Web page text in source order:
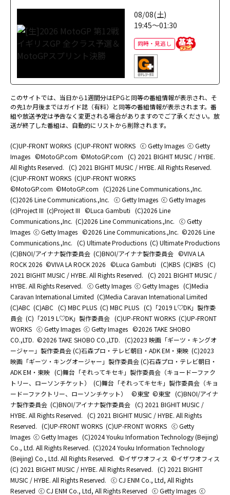
08/08(土)
19:45～01:30
同時・見逃し
このサイトでは、当日から1週間分はEPGと同等の番組情報が表示され、そ
の先1か月後まではガイド誌（有料）と同等の番組情報が表示されます。番
組や放送予定は予告なく変更される場合がありますのでご了承ください。放
送が終了した番組は、自動的にリストから削除されます。
(C)UP-FRONT WORKS (C)UP-FRONT WORKS ⓒ Getty Images ⓒ Getty
Images ©MotoGP.com ©MotoGP.com (C) 2021 BIGHIT MUSIC / HYBE.
All Rights Reserved. (C) 2021 BIGHIT MUSIC / HYBE. All Rights Reserved.
(C)UP-FRONT WORKS (C)UP-FRONT WORKS
©MotoGP.com ©MotoGP.com (C)2026 Line Communications.,Inc.
(C)2026 Line Communications.,Inc. ⓒ Getty Images ⓒ Getty Images
(c)Project III (c)Project III ©Luca Gambuti (C)2026 Line
Communications.,Inc. (C)2026 Line Communications.,Inc. ⓒ Getty
Images ⓒ Getty Images ©2026 Line Communications.,Inc. ©2026 Line
Communications.,Inc. (C) Ultimate Productions (C) Ultimate Productions
(C)BNOI/アイナナ製作委員会 (C)BNOI/アイナナ製作委員会 ©️VIVA LA
ROCK 2026 ©️VIVA LA ROCK 2026 ©Luca Gambuti (C)KBS (C)KBS (C)
2021 BIGHIT MUSIC / HYBE. All Rights Reserved. (C) 2021 BIGHIT MUSIC /
HYBE. All Rights Reserved. ⓒ Getty Images ⓒ Getty Images (C)Media
Caravan International Limited (C)Media Caravan International Limited
(C)ABC (C)ABC (C) MBC PLUS (C) MBC PLUS (C)「2019 L♡DK」製作委
員会 (C)「2019 L♡DK」製作委員会 (C)UP-FRONT WORKS (C)UP-FRONT
WORKS ⓒ Getty Images ⓒ Getty Images ©2026 TAKE SHOBO
CO.,LTD. ©2026 TAKE SHOBO CO.,LTD. (C)2023 映画「ギーツ・キングオ
ージャー」製作委員会 (C)石森プロ・テレビ朝日・ADK EM・東映 (C)2023
映画「ギーツ・キングオージャー」製作委員会 (C)石森プロ・テレビ朝日・
ADK EM・東映 (C)舞台「それってキセキ」製作委員会（キョードーファク
トリー、ローソンチケット）
(C)舞台「それってキセキ」製作委員会（キョ
ードーファクトリー、ローソンチケット）
©東宝 ©東宝 (C)BNOI/アイナ
ナ製作委員会 (C)BNOI/アイナナ製作委員会 (C) 2021 BIGHIT MUSIC /
HYBE. All Rights Reserved. (C) 2021 BIGHIT MUSIC / HYBE. All Rights
Reserved. (C)UP-FRONT WORKS (C)UP-FRONT WORKS ⓒ Getty
Images ⓒ Getty Images (C)2024 Youku Information Technology (Beijing)
Co., Ltd. All Rights Reserved. (C)2024 Youku Information Technology
(Beijing) Co., Ltd. All Rights Reserved. ©イザワオフィス ©イザワオフィス
(C) 2021 BIGHIT MUSIC / HYBE. All Rights Reserved. (C) 2021 BIGHIT
MUSIC / HYBE. All Rights Reserved. ⓒ CJ ENM Co., Ltd, All Rights
Reserved ⓒ CJ ENM Co., Ltd, All Rights Reserved ⓒ Getty Images ⓒ